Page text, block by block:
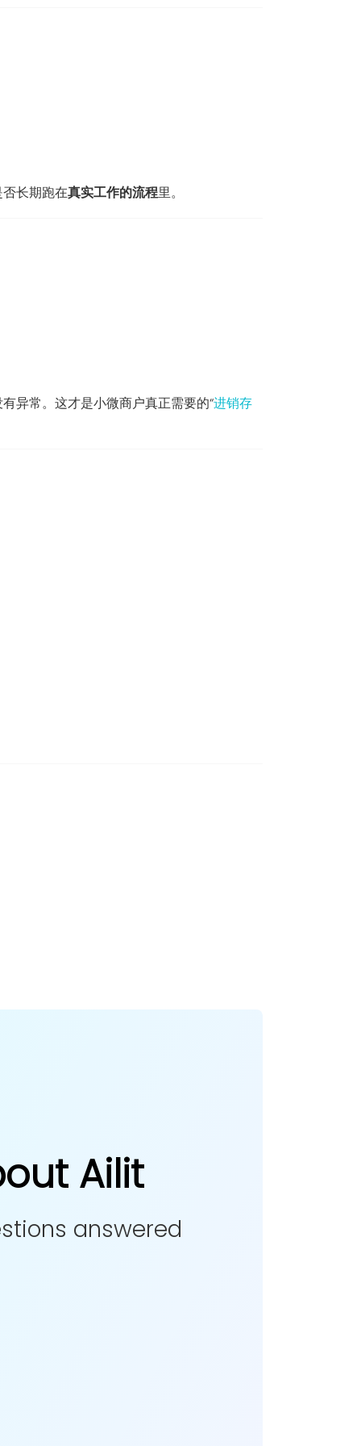
否长期跑在真实工作的流程里。
异常。这才是小微商户真正需要的“进销存
Ailit
answered